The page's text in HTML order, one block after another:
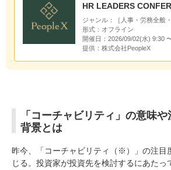
HR LEADERS
ジャンル：
［人事・労務全般
形式： オフライン
開催日： 2026/09/02(水) 9:30
提供： 株式会社PeopleX
「コーチャビリティ」の意味
背景とは
昨今、「コーチャビリティ（※）」の注目
じる。投資家が投資先を検討するにあたっ